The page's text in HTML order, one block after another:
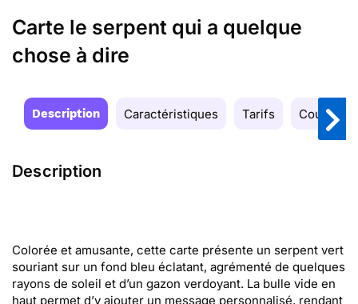
Carte le serpent qui a quelque
chose à dire
Description Caractéristiques Tarifs Couleurs
Description
Colorée et amusante, cette carte présente un serpent vert
souriant sur un fond bleu éclatant, agrémenté de quelques
rayons de soleil et d’un gazon verdoyant. La bulle vide en
haut permet d’y ajouter un message personnalisé, rendant